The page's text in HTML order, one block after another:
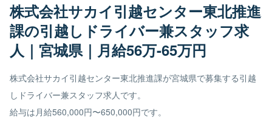
株式会社サカイ引越センター東北推進
課の引越しドライバー兼スタッフ求
人｜宮城県｜月給56万-65万円
株式会社サカイ引越センター東北推進課が宮城県で募集する引越
しドライバー兼スタッフ求人です。
給与は月給560,000円〜650,000円です。